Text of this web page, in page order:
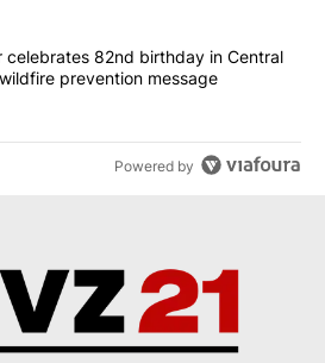
Bear celebrates 82nd birthday
celebrates 82nd birthday in Central
prevention message
Powered by